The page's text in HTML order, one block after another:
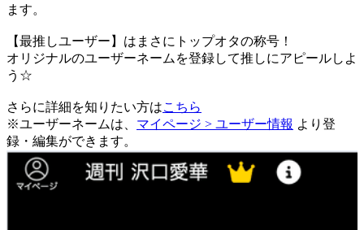
ます。
【最推しユーザー】はまさにトップオタの称号！
オリジナルのユーザーネームを登録して推しにアピールしよ
う☆
さらに詳細を知りたい方はこちら
※ユーザーネームは、 マイページ > ユーザー情報 より登
録・編集ができます。